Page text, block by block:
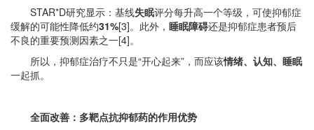
STAR*D研究显示：基线失眠评分每升高一个等级，可使抑郁症
缓解的可能性降低约31%[3]。此外， 睡眠障碍还是抑郁症患者预后
不良的重要预测因素之一[4]。
所以，抑郁症治疗不只是“开心起来”，而应该情绪、认知、睡眠
一起抓。
全面改善：多靶点抗抑郁药的作用优势